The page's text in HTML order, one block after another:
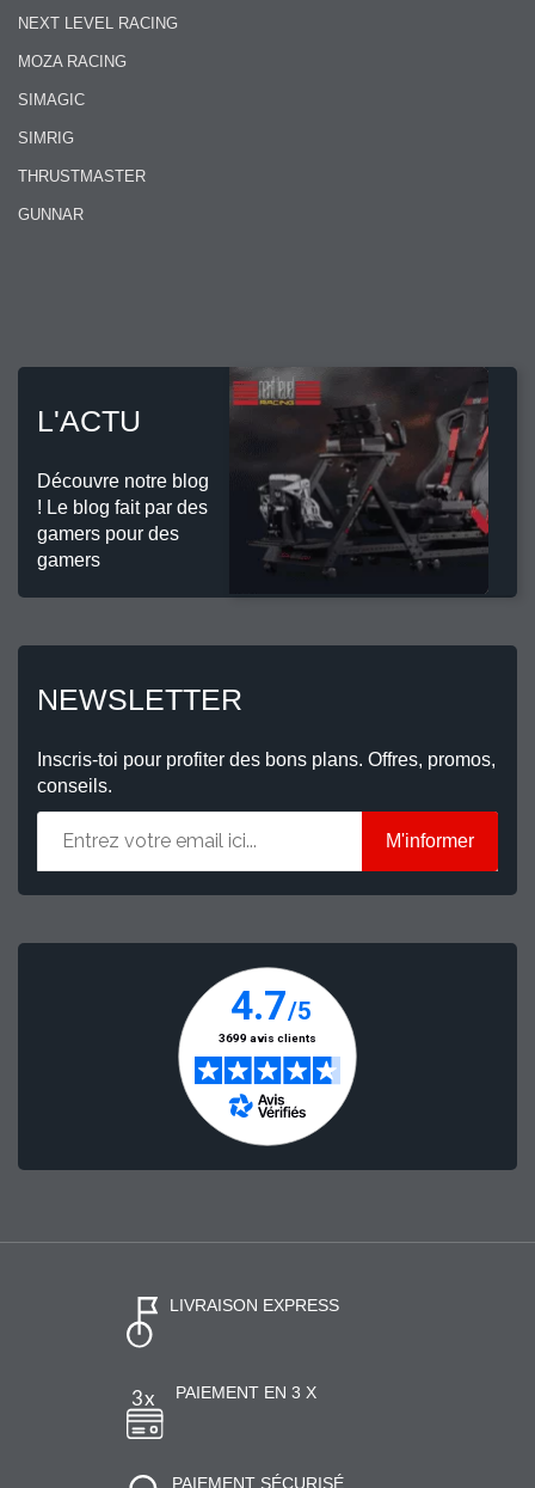
NEXT LEVEL RACING
MOZA RACING
SIMAGIC
SIMRIG
THRUSTMASTER
GUNNAR
L'ACTU
Découvre notre blog
! Le blog fait par des
gamers pour des
gamers
NEWSLETTER
Inscris-toi pour profiter des bons plans. Offres, promos,
conseils.
M'informer
LIVRAISON EXPRESS
PAIEMENT EN 3 X
PAIEMENT SÉCURISÉ